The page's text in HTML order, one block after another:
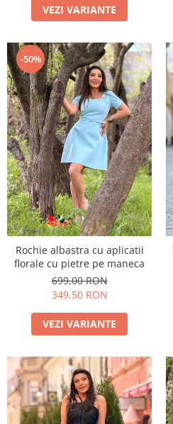
VEZI VARIANTE
-50%
Rochie albastra cu aplicatii
florale cu pietre pe maneca
699,00 RON
349,50 RON
VEZI VARIANTE